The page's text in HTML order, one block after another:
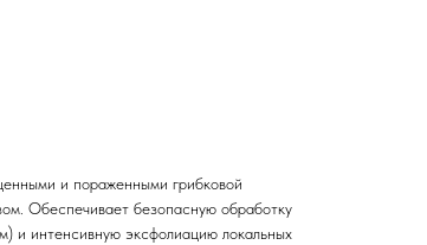
и пораженными грибковой
Обеспечивает безопасную обработку
и интенсивную эксфолиацию локальных